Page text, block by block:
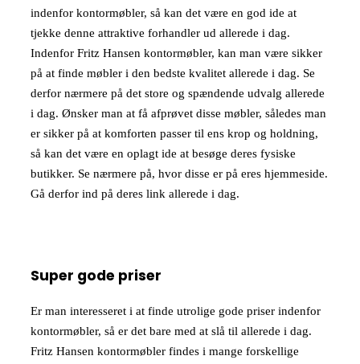
indenfor kontormøbler, så kan det være en god ide at
tjekke denne attraktive forhandler ud allerede i dag.
Indenfor Fritz Hansen kontormøbler, kan man være sikker
på at finde møbler i den bedste kvalitet allerede i dag. Se
derfor nærmere på det store og spændende udvalg allerede
i dag. Ønsker man at få afprøvet disse møbler, således man
er sikker på at komforten passer til ens krop og holdning,
så kan det være en oplagt ide at besøge deres fysiske
butikker. Se nærmere på, hvor disse er på eres hjemmeside.
Gå derfor ind på deres link allerede i dag.
Super gode priser
Er man interesseret i at finde utrolige gode priser indenfor
kontormøbler, så er det bare med at slå til allerede i dag.
Fritz Hansen kontormøbler findes i mange forskellige